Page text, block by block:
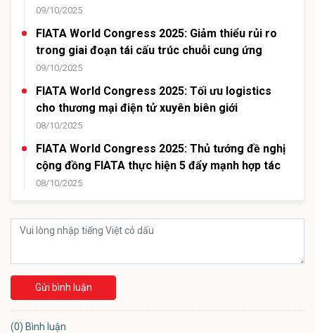
09/10/2025
FIATA World Congress 2025: Giảm thiểu rủi ro
trong giai đoạn tái cấu trúc chuỗi cung ứng
09/10/2025
FIATA World Congress 2025: Tối ưu logistics
cho thương mại điện tử xuyên biên giới
08/10/2025
FIATA World Congress 2025: Thủ tướng đề nghị
cộng đồng FIATA thực hiện 5 đẩy mạnh hợp tác
08/10/2025
Gửi bình luận
(0) Bình luận